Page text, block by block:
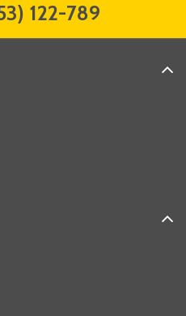
122-789